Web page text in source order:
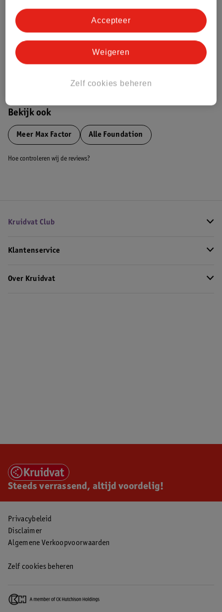
Impact Score.
Bekijk ook
Meer Max Factor Alle Foundation
Hoe controleren wij de reviews?
Kruidvat Club
Klantenservice
Over Kruidvat
Steeds verrassend, altijd voordelig!
Privacybeleid
Disclaimer
Algemene Verkoopvoorwaarden
Zelf cookies beheren
Zelf cookies beheren
Weigeren
Accepteer